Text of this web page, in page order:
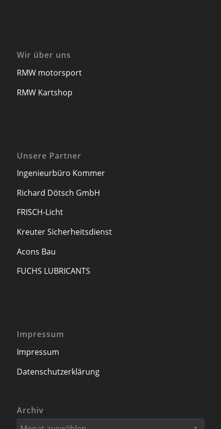
Wir über uns
RMW motorsport
RMW Kartshop
Unsere Partner
Ingenieurbüro Kommer
Richard Dötsch GmbH
FRISCH-Licht
Kreuter Sicherheitsdienst
Acons Bau
FUCHS LUBRICANTS
Impressum
Impressum
Datenschutzerklärung
Archiv